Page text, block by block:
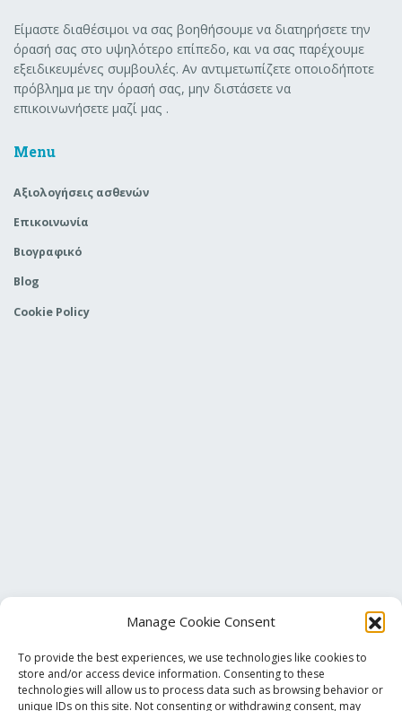
Manage Cookie Consent
To provide the best experiences, we use technologies like cookies to
store and/or access device information. Consenting to these
technologies will allow us to process data such as browsing behavior or
unique IDs on this site. Not consenting or withdrawing consent, may
Είμαστε διαθέσιμοι να σας βοηθήσουμε να διατηρήσετε την
όρασή σας στο υψηλότερο επίπεδο, και να σας παρέχουμε
εξειδικευμένες συμβουλές. Αν αντιμετωπίζετε οποιοδήποτε
πρόβλημα με την όρασή σας, μην διστάσετε να
επικοινωνήσετε μαζί μας .
Menu
Aξιολογήσεις ασθενών
Επικοινωνία
Βιογραφικό
Blog
Cookie Policy
Τηλ. Επικοινωνίας